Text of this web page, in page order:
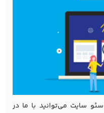
سایت می‌توانید با ما در